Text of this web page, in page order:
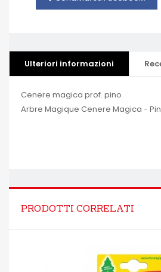
Ulteriori informazioni
Cenere magica prof. pino
Arbre Magique Cenere Magica -
PRODOTTI CORRELATI